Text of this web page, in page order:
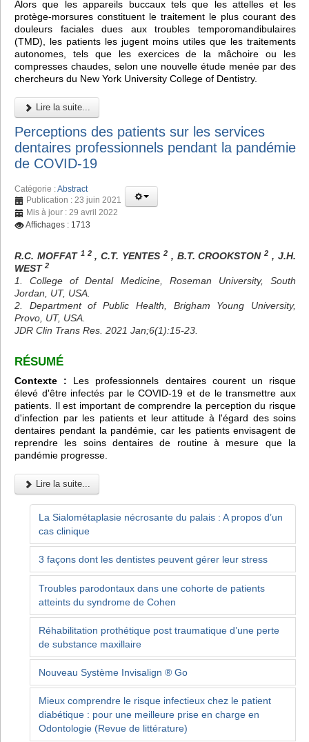
Alors que les appareils buccaux tels que les attelles et les
protège-morsures constituent le traitement le plus courant des
douleurs faciales dues aux troubles temporomandibulaires
(TMD), les patients les jugent moins utiles que les traitements
autonomes, tels que les exercices de la mâchoire ou les
compresses chaudes, selon une nouvelle étude menée par des
chercheurs du New York University College of Dentistry.
Lire la suite...
Perceptions des patients sur les services
dentaires professionnels pendant la pandémie
de COVID-19
Catégorie :Abstract
Publication : 23 juin 2021
Mis à jour : 29 avril 2022
Affichages : 1713
R.C. MOFFAT 1 2, C.T. YENTES 2, B.T. CROOKSTON2 , J.H.
WEST 2
1. College of Dental Medicine, Roseman University, South
Jordan, UT, USA.
2. Department of Public Health, Brigham Young University,
Provo, UT, USA.
JDR Clin Trans Res. 2021 Jan;6(1):15-23.
RÉSUMÉ
Contexte : Les professionnels dentaires courent un risque
élevé d'être infectés par le COVID-19 et de le transmettre aux
patients. Il est important de comprendre la perception du risque
d'infection par les patients et leur attitude à l'égard des soins
dentaires pendant la pandémie, car les patients envisagent de
reprendre les soins dentaires de routine à mesure que la
pandémie progresse.
Lire la suite...
La Sialométaplasie nécrosante du palais : A propos d’un
cas clinique
3 façons dont les dentistes peuvent gérer leur stress
Troubles parodontaux dans une cohorte de patients
atteints du syndrome de Cohen
Réhabilitation prothétique post traumatique d’une perte
de substance maxillaire
Nouveau Système Invisalign ® Go
Mieux comprendre le risque infectieux chez le patient
diabétique : pour une meilleure prise en charge en
Odontologie (Revue de littérature)